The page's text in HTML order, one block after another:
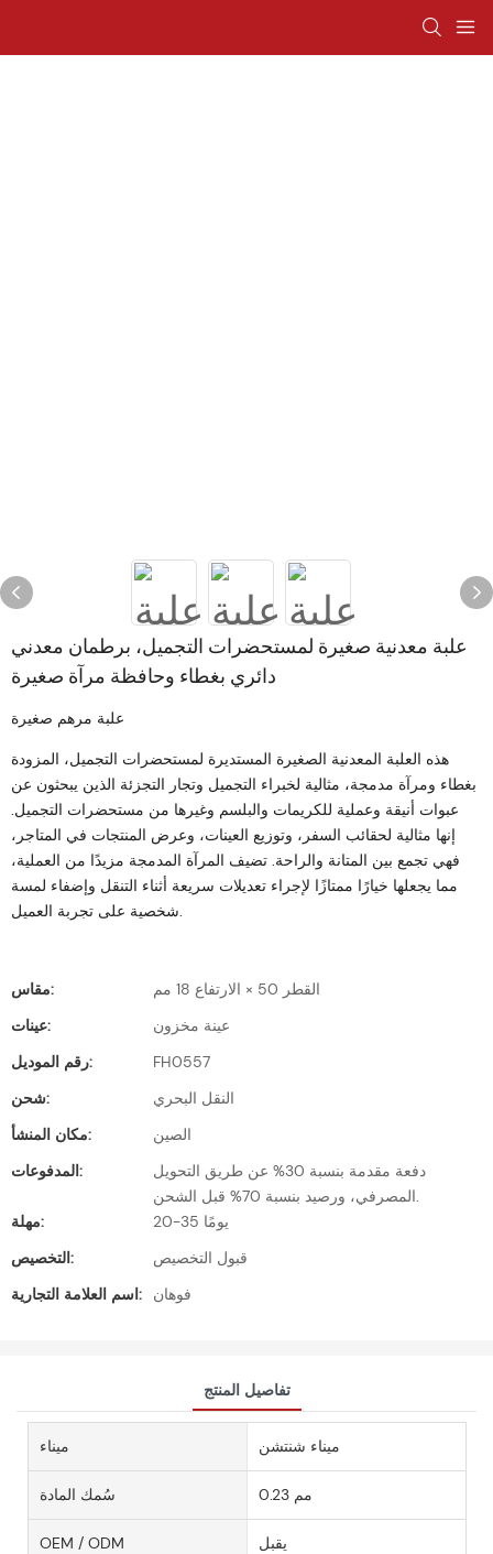
علبة معدنية صغيرة لمستحضرات التجميل، برطمان معدني
دائري بغطاء وحافظة مرآة صغيرة
علبة مرهم صغيرة
هذه العلبة المعدنية الصغيرة المستديرة لمستحضرات التجميل، المزودة
بغطاء ومرآة مدمجة، مثالية لخبراء التجميل وتجار التجزئة الذين يبحثون عن
عبوات أنيقة وعملية للكريمات والبلسم وغيرها من مستحضرات التجميل.
إنها مثالية لحقائب السفر، وتوزيع العينات، وعرض المنتجات في المتاجر،
فهي تجمع بين المتانة والراحة. تضيف المرآة المدمجة مزيدًا من العملية،
مما يجعلها خيارًا ممتازًا لإجراء تعديلات سريعة أثناء التنقل وإضفاء لمسة
شخصية على تجربة العميل.
مقاس:
القطر 50 × الارتفاع 18 مم
عينات:
عينة مخزون
رقم الموديل:
FH0557
شحن:
النقل البحري
مكان المنشأ:
الصين
المدفوعات:
دفعة مقدمة بنسبة 30% عن طريق التحويل
المصرفي، ورصيد بنسبة 70% قبل الشحن.
مهلة:
20-35 يومًا
التخصيص:
قبول التخصيص
اسم العلامة التجارية:
فوهان
تفاصيل المنتج
ميناء ميناء شنتشن
سُمك المادة 0.23 مم
OEM / ODM يقبل